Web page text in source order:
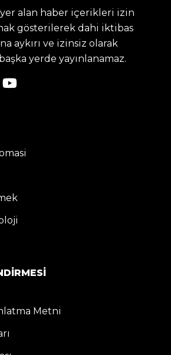
alan haber içerikleri izin
gösterilerek dahi iktibas
aykırı ve izinsiz olarak
yerde yayınlanamaz.
Metni